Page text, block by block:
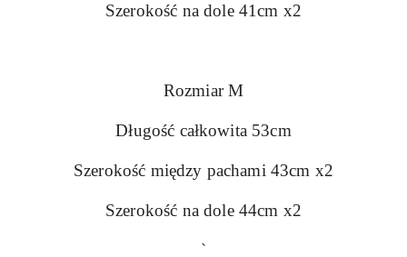
Szerokość na dole 41cm x2
Rozmiar M
Długość całkowita 53cm
Szerokość między pachami 43cm x2
Szerokość na dole 44cm x2
`